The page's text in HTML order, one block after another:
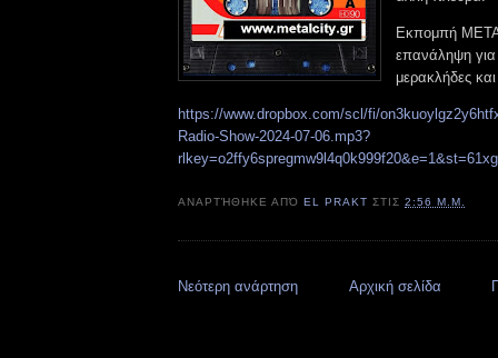
Εκπομπή
επανάληψη
μερακλήδες
https://www.dropbox.com/scl/fi/
Radio-Show-2024-07-06.mp3?
ΑΝΑΡΤΉΘΗΚΕ ΑΠΌEL PRAKT ΣΤΙΣ2:56 Μ.Μ.
Νεότερη ανάρτηση Αρχική σελίδα